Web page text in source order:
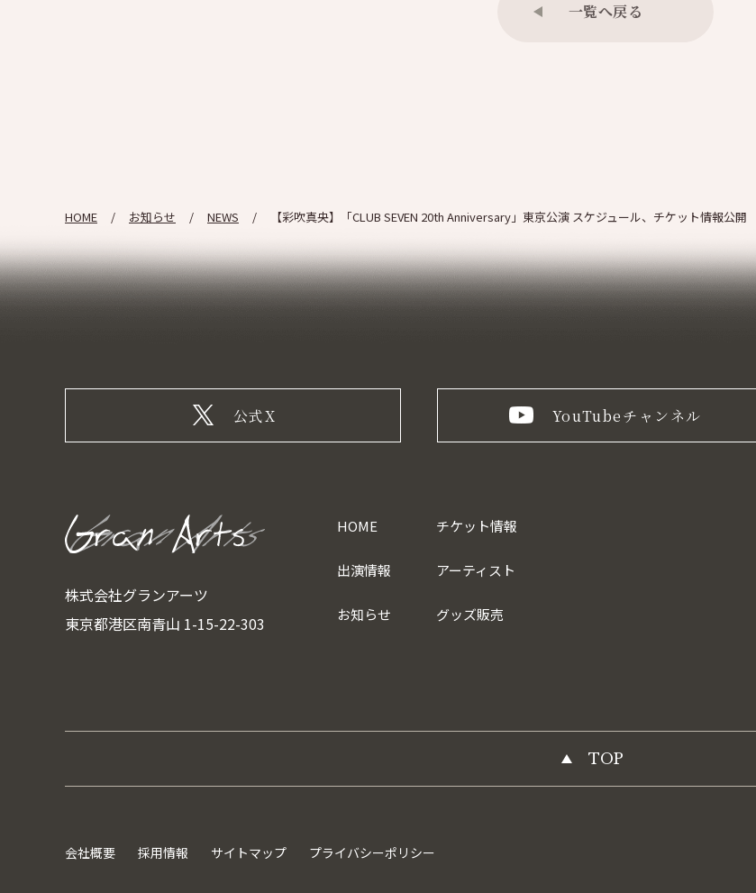
一覧へ戻る
HOME お知らせ NEWS 【彩吹真央】「CLUB SEVEN 20th Anniversary」東京公演 スケジュール、チケット情報公開
公式X YouTubeチャンネル
株式会社グランアーツ
東京都港区南青山 1-15-22-303
HOME
出演情報
お知らせ
チケット情報
アーティスト
グッズ販売
TOP
会社概要 採用情報 サイトマップ プライバシーポリシー